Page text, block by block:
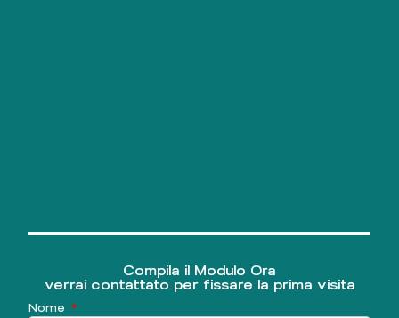
Compila il Modulo Ora
verrai contattato per fissare la prima visita
Nome